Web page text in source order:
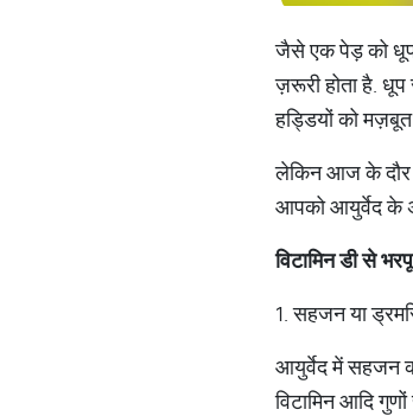
जैसे एक पेड़ को धूप
ज़रूरी होता है. धूप
हड्डियों को
लेकिन आज के दौर
आपको आयुर्वेद के
विटामिन डी से
1. सहजन या
आयुर्वेद में सहजन
विटामिन आदि